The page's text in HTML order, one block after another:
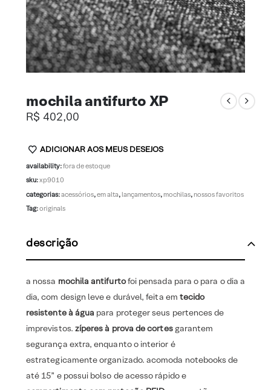
mochila antifurto XP
R$ 402,00
ADICIONAR AOS MEUS DESEJOS
availability:fora de estoque
sku:xp9010
categorias:acessórios,em alta, lançamentos, mochilas, nossos favoritos
Tag:originals
descrição
a nossa mochila antifurtofoi pensada para o para o dia a
dia, com design leve e durável, feita em tecido
resistente à água para proteger seus pertences de
imprevistos. zíperes à prova de cortesgarantem
segurança extra, enquanto o interior é
estrategicamente organizado. acomoda notebooks de
até 15” e possui bolso de acesso rápido e